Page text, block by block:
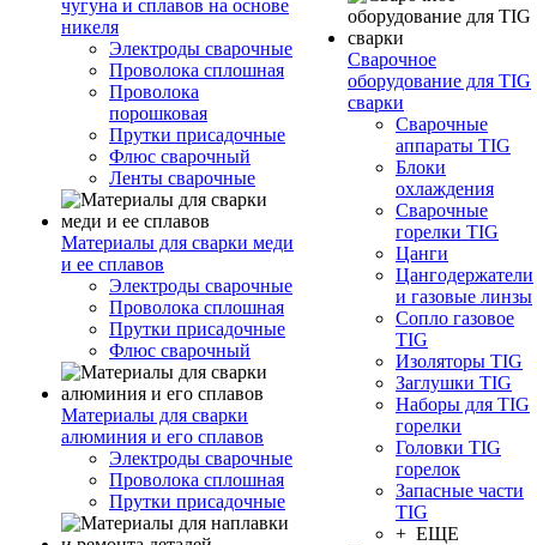
чугуна и сплавов на основе
никеля
Электроды сварочные
Проволока сплошная
Проволока
порошковая
Прутки присадочные
Флюс сварочный
Ленты сварочные
Материалы для сварки меди
и ее сплавов
Электроды сварочные
Проволока сплошная
Прутки присадочные
Флюс сварочный
Материалы для сварки
алюминия и его сплавов
Электроды сварочные
Проволока сплошная
Прутки присадочные
Сварочное
оборудование для TIG
сварки
Сварочные
аппараты TIG
Блоки
охлаждения
Сварочные
горелки TIG
Цанги
Цангодержатели
и газовые линзы
Сопло газовое
TIG
Изоляторы TIG
Заглушки TIG
Наборы для TIG
горелки
Головки TIG
горелок
Запасные части
TIG
+ ЕЩЕ